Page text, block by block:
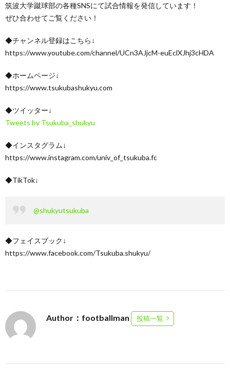
筑波大学蹴球部の各種SNSにて試合情報を発信しています！
ぜひ合わせてご覧ください！
◆チャンネル登録はこちら↓
https://www.youtube.com/channel/UCn3AJjcM-euEclXJhj3cHDA
◆ホームページ↓
https://www.tsukubashukyu.com
◆ツイッター↓
Tweets by Tsukuba_shukyu
◆インスタグラム↓
https://www.instagram.com/univ_of_tsukuba.fc
◆TikTok↓
@shukyutsukuba
◆フェイスブック↓
https://www.facebook.com/Tsukuba.shukyu/
Author：footballman 投稿一覧